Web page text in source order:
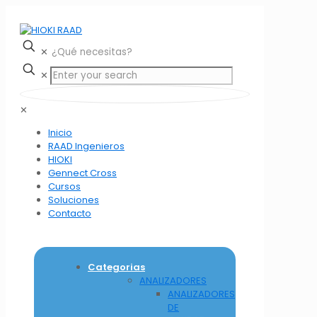
✕
✕
✕
Inicio
RAAD Ingenieros
HIOKI
Gennect Cross
Cursos
Soluciones
Contacto
Categorias
ANALIZADORES
ANALIZADORES
DE